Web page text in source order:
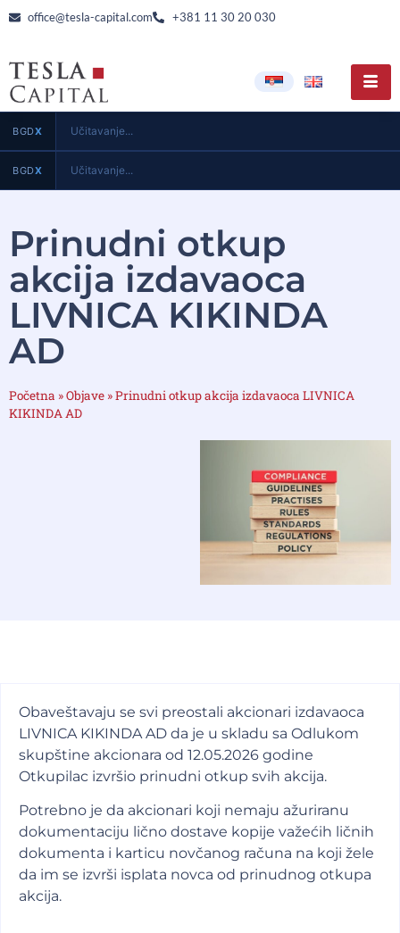
office@tesla-capital.com +381 11 30 20 030
BGDX Učitavanje...
BGDX Učitavanje...
Prinudni otkup
akcija izdavaoca
LIVNICA KIKINDA
AD
Početna »Objave »Prinudni otkup akcija izdavaoca LIVNICA
KIKINDA AD
Obaveštavaju se svi preostali akcionari izdavaoca
LIVNICA KIKINDA AD da je u skladu sa Odlukom
skupštine akcionara od 12.05.2026 godine
Otkupilac izvršio prinudni otkup svih akcija.
Potrebno je da akcionari koji nemaju ažuriranu
dokumentaciju lično dostave kopije važećih ličnih
dokumenta i karticu novčanog računa na koji žele
da im se izvrši isplata novca od prinudnog otkupa
akcija.